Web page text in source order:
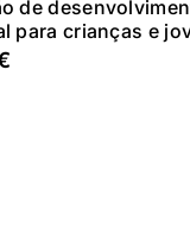
de
para crianças e